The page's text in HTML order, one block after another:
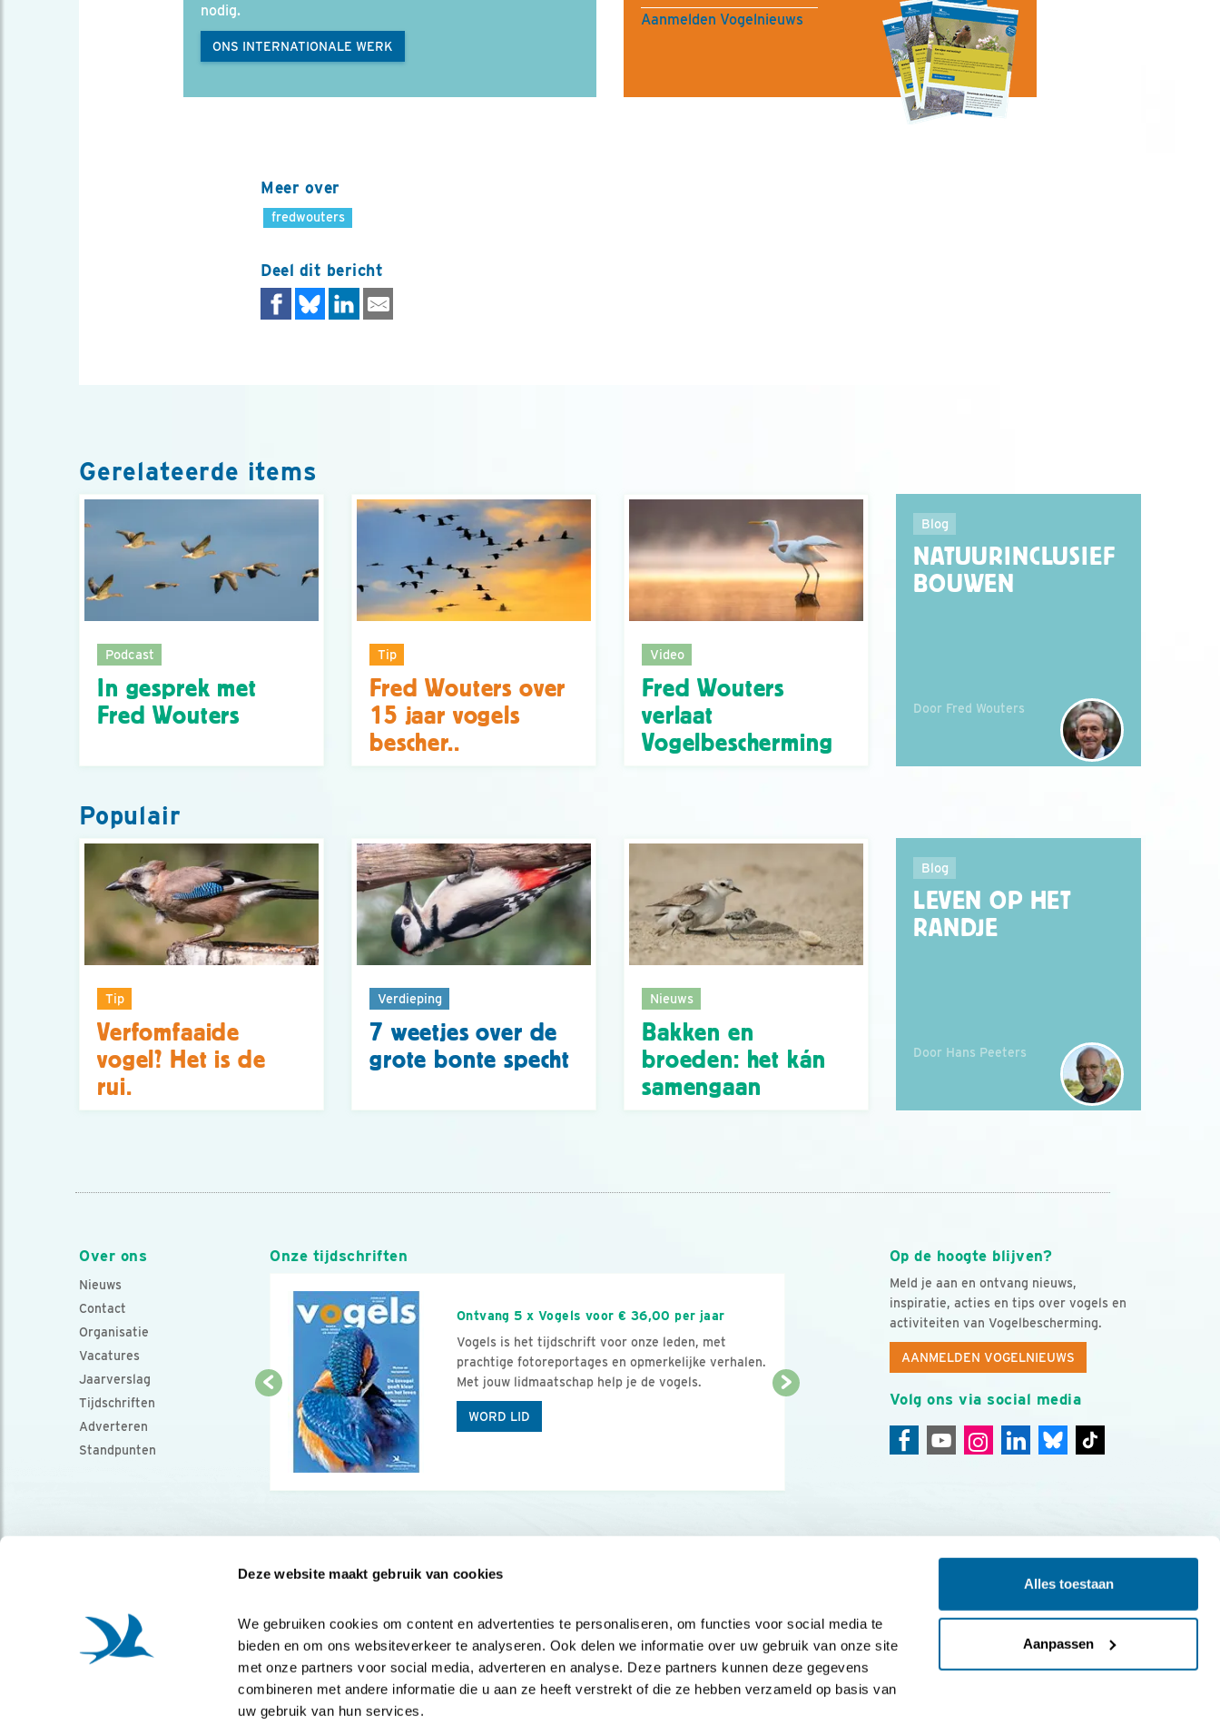
Deze website maakt gebruik van cookies
We gebruiken cookies om content en advertenties te personaliseren, om functies voor social media te
bieden en om ons websiteverkeer te analyseren. Ook delen we informatie over uw gebruik van onze site
met onze partners voor social media, adverteren en analyse. Deze partners kunnen deze gegevens
combineren met andere informatie die u aan ze heeft verstrekt of die ze hebben verzameld op basis van
uw gebruik van hun services.
Alles toestaan
Aanpassen
nodig.
ONS INTERNATIONALE WERK
Aanmelden Vogelnieuws
Meer over
fredwouters
Deel dit bericht
Gerelateerde items
Podcast
In gesprek met
Fred Wouters
Tip
Fred Wouters over
15 jaar vogels
bescher..
Video
Fred Wouters
verlaat
Vogelbescherming
Blog
NATUURINCLUSIEF
BOUWEN
Door Fred Wouters
Populair
Tip
Verfomfaaide
vogel? Het is de
rui.
Verdieping
7 weetjes over de
grote bonte specht
Nieuws
Bakken en
broeden: het kán
samengaan
Blog
LEVEN OP HET
RANDJE
Door Hans Peeters
Over ons
Nieuws
Contact
Organisatie
Vacatures
Jaarverslag
Tijdschriften
Adverteren
Standpunten
Op de hoogte blijven?
Meld je aan en ontvang nieuws,
inspiratie, acties en tips over vogels en
activiteiten van Vogelbescherming.
AANMELDEN VOGELNIEUWS
Volg ons via social media
Onze tijdschriften
Ontvang 5 x Vogels voor € 36,00 per jaar
Vogels is het tijdschrift voor onze leden, met
prachtige fotoreportages en opmerkelijke verhalen.
Met jouw lidmaatschap help je de vogels.
WORD LID